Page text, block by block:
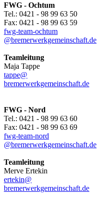
FWG - Ochtum
Tel.: 0421 - 98 99 63 50
Fax: 0421 - 98 99 63 59
fwg-team-ochtum
@bremerwerkgemeinschaft.de
Teamleitung
Maja Tappe
tappe@
bremerwerkgemeinschaft.de
FWG - Nord
Tel.: 0421 - 98 99 63 60
Fax: 0421 - 98 99 63 69
fwg-team-nord
@bremerwerkgemeinschaft.de
Teamleitung
Merve Ertekin
ertekin@
bremerwerkgemeinschaft.de